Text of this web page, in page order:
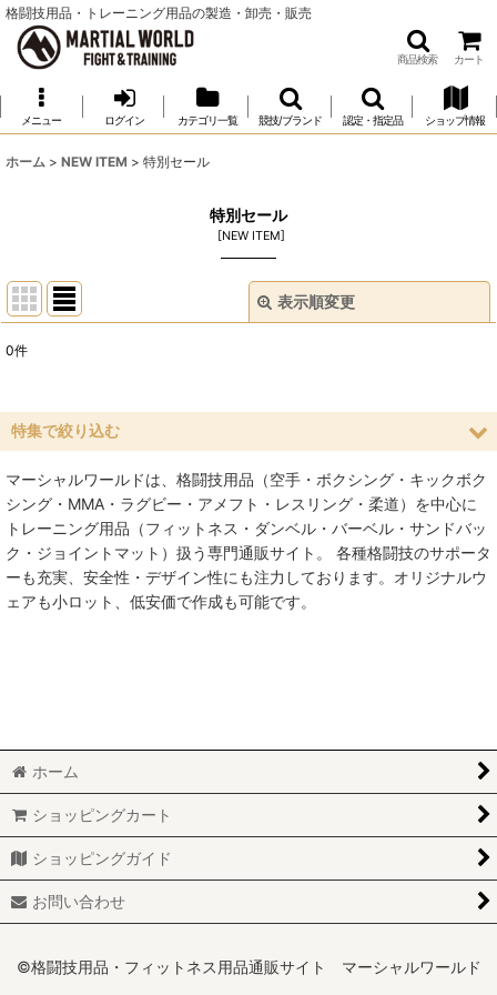
格闘技用品・トレーニング用品の製造・卸売・販売
商品検索 カート
メニュー ログイン カテゴリ一覧 競技/ブランド 認定・指定品 ショップ情報
ホーム > NEW ITEM > 特別セール
特別セール
[NEW ITEM]
表示順変更
並び順:
絞り込む
0件
特集で絞り込む
空手
MMA総合格闘技
柔術
少林寺拳法
サンボ
レスリング
MARTIAL WORLD
マーシャルワールドは、格闘技用品（空手・ボクシング・キックボク
シング・MMA・ラグビー・アメフト・レスリング・柔道）を中心に
トレーニング用品（フィットネス・ダンベル・バーベル・サンドバッ
ク・ジョイントマット）扱う専門通販サイト。 各種格闘技のサポータ
ーも充実、安全性・デザイン性にも注力しております。オリジナルウ
ェアも小ロット、低安価で作成も可能です。
ホーム
ショッピングカート
ショッピングガイド
お問い合わせ
©格闘技用品・フィットネス用品通販サイト マーシャルワールド